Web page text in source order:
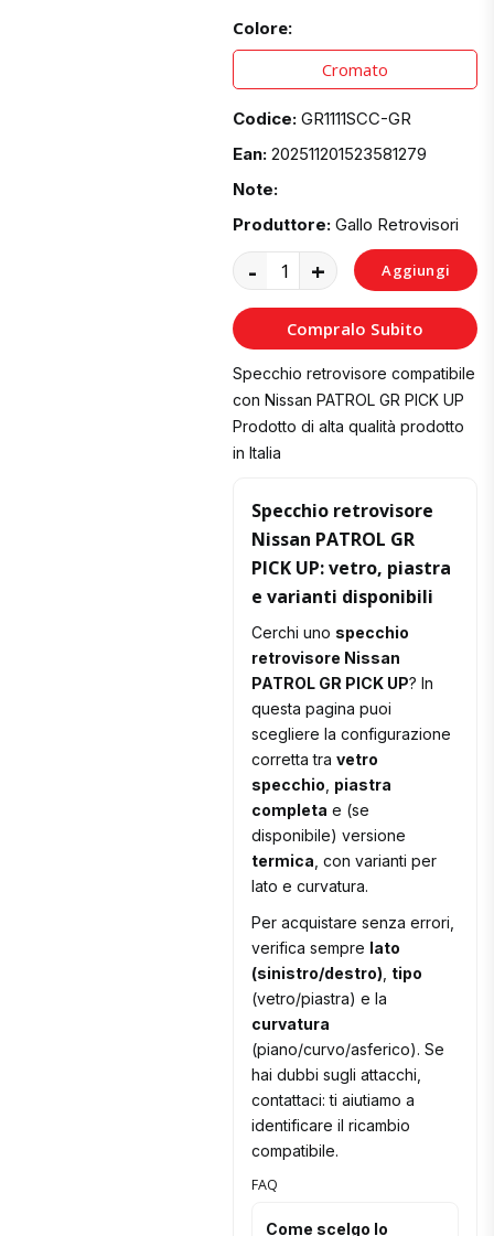
Colore:
Cromato
Codice: GR1111SCC-GR
Ean: 202511201523581279
Note:
Produttore: Gallo Retrovisori
- + Aggiungi
al
Carrello
Compralo Subito
Specchio retrovisore compatibile
con Nissan PATROL GR PICK UP
Prodotto di alta qualità prodotto
in Italia
Specchio retrovisore
Nissan PATROL GR
PICK UP: vetro, piastra
e varianti disponibili
Cerchi uno specchio
retrovisore Nissan
PATROL GR PICK UP? In
questa pagina puoi
scegliere la configurazione
corretta travetro
specchio piastra
completa e (se
disponibile) versione
termica , con varianti per
lato e curvatura.
Per acquistare senza errori,
verifica sempre lato
(sinistro/destro) tipo
(vetro/piastra) e la
curvatura
(piano/curvo/asferico). Se
hai dubbi sugli attacchi,
contattaci: ti aiutiamo a
identificare il ricambio
compatibile.
FAQ
Come scelgo lo